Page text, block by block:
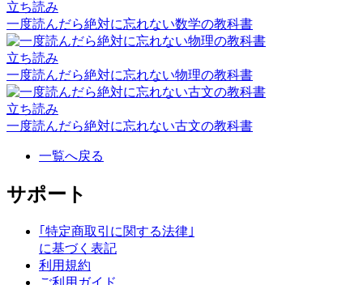
立ち読み
一度読んだら絶対に忘れない数学の教科書
立ち読み
一度読んだら絶対に忘れない物理の教科書
立ち読み
一度読んだら絶対に忘れない古文の教科書
一覧へ戻る
サポート
｢特定商取引に関する法律｣
に基づく表記
利用規約
ご利用ガイド